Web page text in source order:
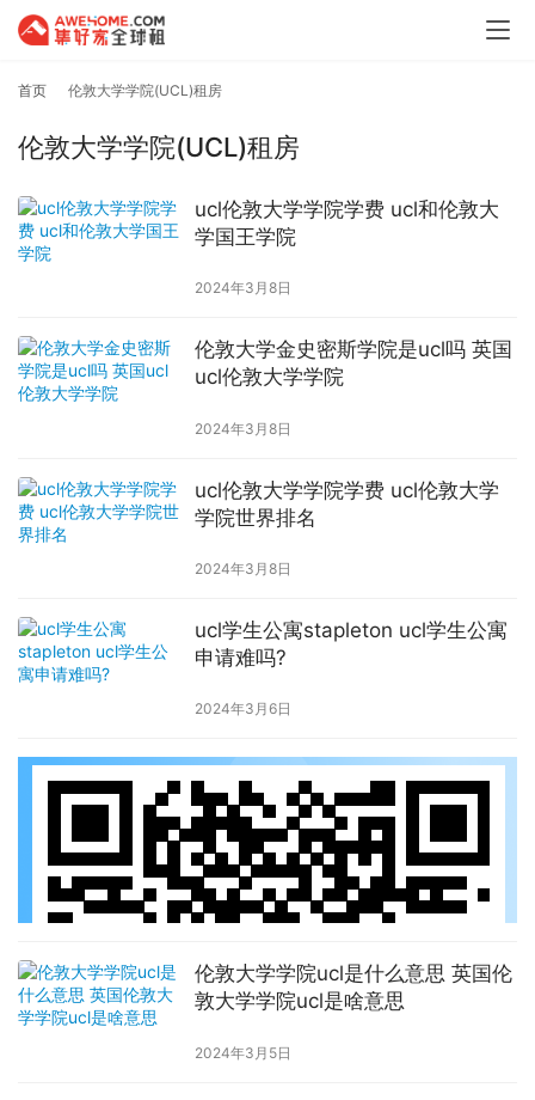
首页 伦敦大学学院(UCL)租房
伦敦大学学院(UCL)租房
ucl伦敦大学学院学费 ucl和伦敦大
学国王学院
2024年3月8日
伦敦大学金史密斯学院是ucl吗 英国
ucl伦敦大学学院
2024年3月8日
ucl伦敦大学学院学费 ucl伦敦大学
学院世界排名
2024年3月8日
ucl学生公寓stapleton ucl学生公寓
申请难吗?
2024年3月6日
伦敦大学学院ucl是什么意思 英国伦
敦大学学院ucl是啥意思
2024年3月5日